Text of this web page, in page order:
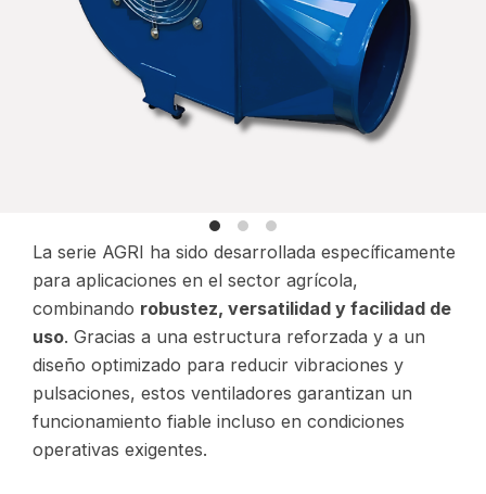
La serie AGRI ha sido desarrollada específicamente
para aplicaciones en el sector agrícola,
combinando robustez, versatilidad y facilidad de
uso. Gracias a una estructura reforzada y a un
diseño optimizado para reducir vibraciones y
pulsaciones, estos ventiladores garantizan un
funcionamiento fiable incluso en condiciones
operativas exigentes.